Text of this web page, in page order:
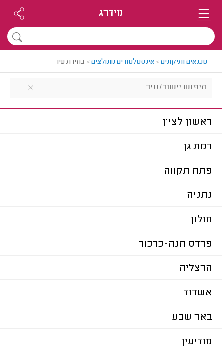
מידרג
טכנאים ותיקונים> אינסטלטורים מומלצים> בחירת עיר
ראשון לציון
רמת גן
פתח תקווה
נתניה
חולון
פרדס חנה-כרכור
הרצליה
אשדוד
באר שבע
מודיעין